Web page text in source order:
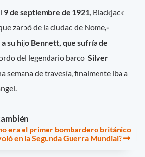
9 de septiembre de 1921, Blackjack
zarpó de la ciudad de Nome,-
su hijo Bennett, que sufría de
del legendario barcoSilver
semana de travesía, finalmente iba a
era el primer bombardero británico
en la Segunda Guerra Mundial?